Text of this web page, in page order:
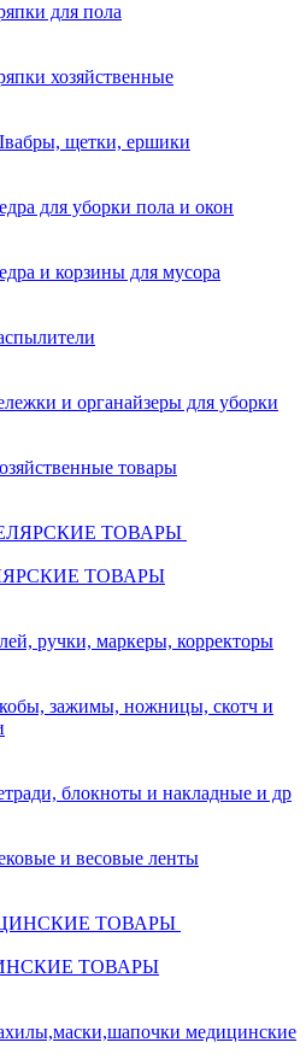
для пола
хозяйственные
щетки, ершики
для уборки пола и окон
и корзины для мусора
и органайзеры для уборки
товары
ТОВАРЫ
ТОВАРЫ
ручки, маркеры, корректоры
зажимы, ножницы, скотч и
блокноты и накладные и др
и весовые ленты
ТОВАРЫ
ТОВАРЫ
медицинские